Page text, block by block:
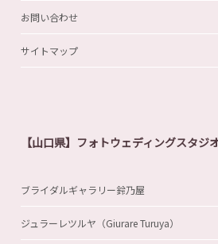
お問い合わせ
サイトマップ
【山口県】フォトウェディングスタジ
ブライダルギャラリー鈴乃屋
ジュラーレツルヤ（Giurare Turuya）